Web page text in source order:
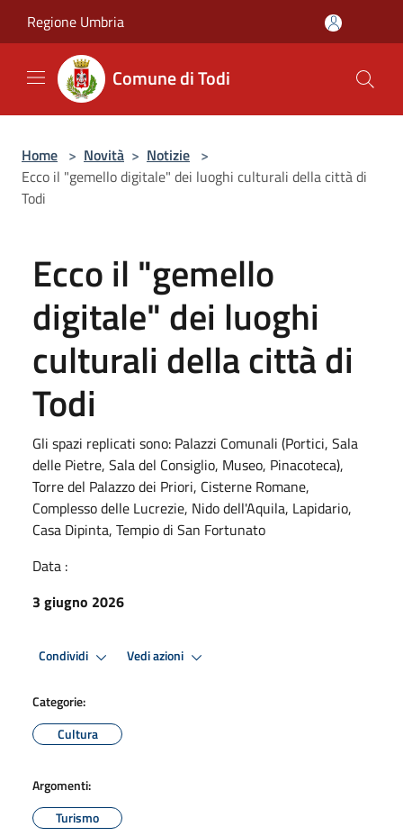
Regione Umbria
Comune di Todi
Home > Novità > Notizie >
Ecco il "gemello digitale" dei luoghi culturali della città di
Todi
Ecco il "gemello
digitale" dei luoghi
culturali della città di
Todi
Gli spazi replicati sono: Palazzi Comunali (Portici, Sala
delle Pietre, Sala del Consiglio, Museo, Pinacoteca),
Torre del Palazzo dei Priori, Cisterne Romane,
Complesso delle Lucrezie, Nido dell'Aquila, Lapidario,
Casa Dipinta, Tempio di San Fortunato
Data :
3 giugno 2026
Condividi Vedi azioni
Categorie:
Cultura
Argomenti:
Turismo